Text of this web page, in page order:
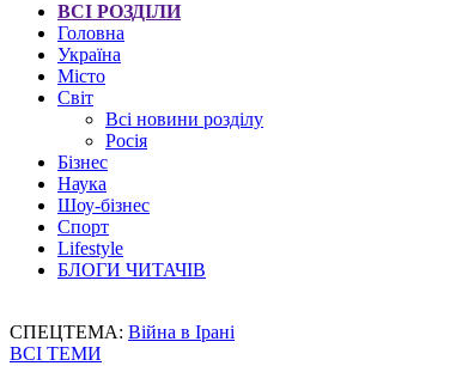
ВСІ РОЗДІЛИ
Головна
Україна
Місто
Світ
Всі новини розділу
Росія
Бізнес
Наука
Шоу-бізнес
Спорт
Lifestyle
БЛОГИ ЧИТАЧІВ
СПЕЦТЕМА: Війна в Ірані
ВСІ ТЕМИ